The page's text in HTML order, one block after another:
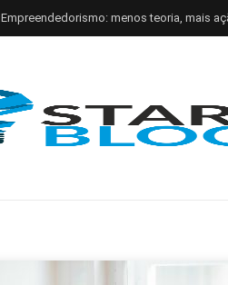
Empreendedorismo: menos teoria, mais